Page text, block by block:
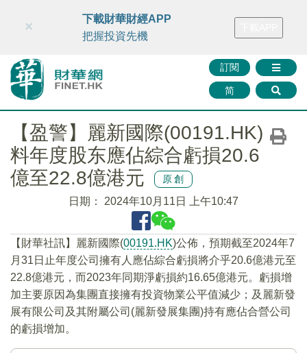
財華智庫網 FINTV FINMETA 財華證券 媒體矩陣
訂閱
简
×
下載財華財經APP
把握投資先機
【盈警】麗新國際(00191.HK)
料年度股东應佔綜合虧損20.6
億至22.8億港元
原創
日期： 2024年10月11日 上午10:47
【財華社訊】麗新國際(00191.HK)公佈，預期截至2024年7
月31日止年度公司擁有人應佔綜合虧損將介乎20.6億港元至
22.8億港元，而2023年同期淨虧損約16.65億港元。虧損增
加主要原因為集團直接擁有投資物業公平值減少；及麗新發
展有限公司及其附屬公司(麗新發展集團)持有應佔合營公司
的虧損增加。